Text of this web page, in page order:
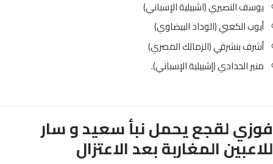
النصيري (اشبيلية الإسباني)
الكعبي (الوداد البيضاوي)
بنشرقي (الزمالك المصري)
الحدادي (إشبيلية الإسباني).
لقجع يحمل نبأ سعيد و سار
المغاربة بعد الاعتزال